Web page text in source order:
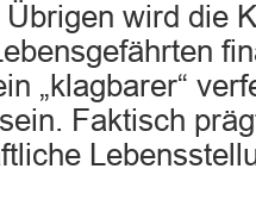
wird die
„klagbarer“
Faktisch